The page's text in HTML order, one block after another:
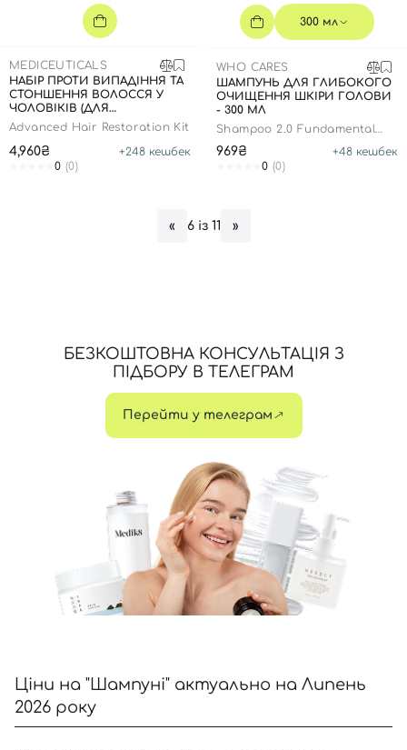
MEDICEUTICALS
НАБІР ПРОТИ ВИПАДІННЯ ТА
СТОНШЕННЯ ВОЛОССЯ У
ЧОЛОВІКІВ (ДЛЯ
НОРМАЛЬНОЇ / ЖИРНОЇ
Advanced Hair Restoration Kit
4,960₴ +248 кешбек
0 (0)
300 мл
WHO CARES
ШАМПУНЬ ДЛЯ ГЛИБОКОГО
ОЧИЩЕННЯ ШКІРИ ГОЛОВИ
- 300 МЛ
Shampoo 2.0 Fundamental
969₴ +48 кешбек
0 (0)
« 6 із 11 »
БЕЗКОШТОВНА КОНСУЛЬТАЦІЯ З
ПІДБОРУ В ТЕЛЕГРАМ
Перейти у телеграм
Ціни на "Шампуні" актуально на Липень
2026 року
Номер телефону
Угоди користувача
Далі
Увійти за допомогою e-mail